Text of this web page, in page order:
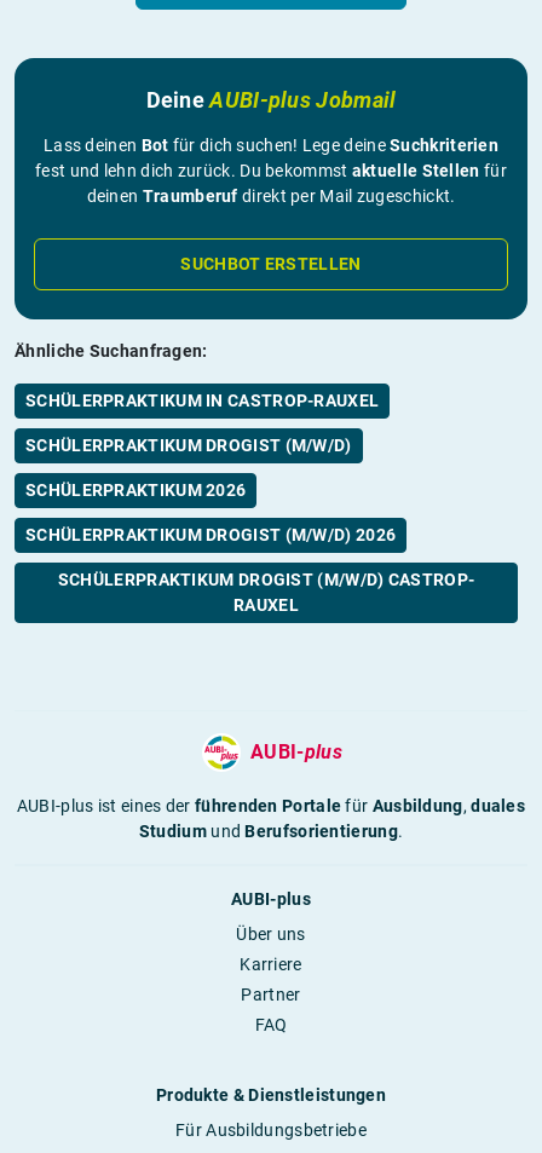
DeineAUBI-plus Jobmail
Lass deinen Bot für dich suchen! Lege deineSuchkriterien
fest und lehn dich zurück. Du bekommst aktuelle Stellen für
deinen Traumberuf direkt per Mail zugeschickt.
SUCHBOT ERSTELLEN
Ähnliche Suchanfragen:
SCHÜLERPRAKTIKUM IN CASTROP-RAUXEL
SCHÜLERPRAKTIKUM DROGIST (M/W/D)
SCHÜLERPRAKTIKUM 2026
SCHÜLERPRAKTIKUM DROGIST (M/W/D) 2026
SCHÜLERPRAKTIKUM DROGIST (M/W/D) CASTROP-
RAUXEL
AUBI-plus
AUBI-plus ist eines derführenden Portalefür Ausbildung,duales
StudiumundBerufsorientierung.
AUBI-plus
Über uns
Karriere
Partner
FAQ
Produkte & Dienstleistungen
Für Ausbildungsbetriebe